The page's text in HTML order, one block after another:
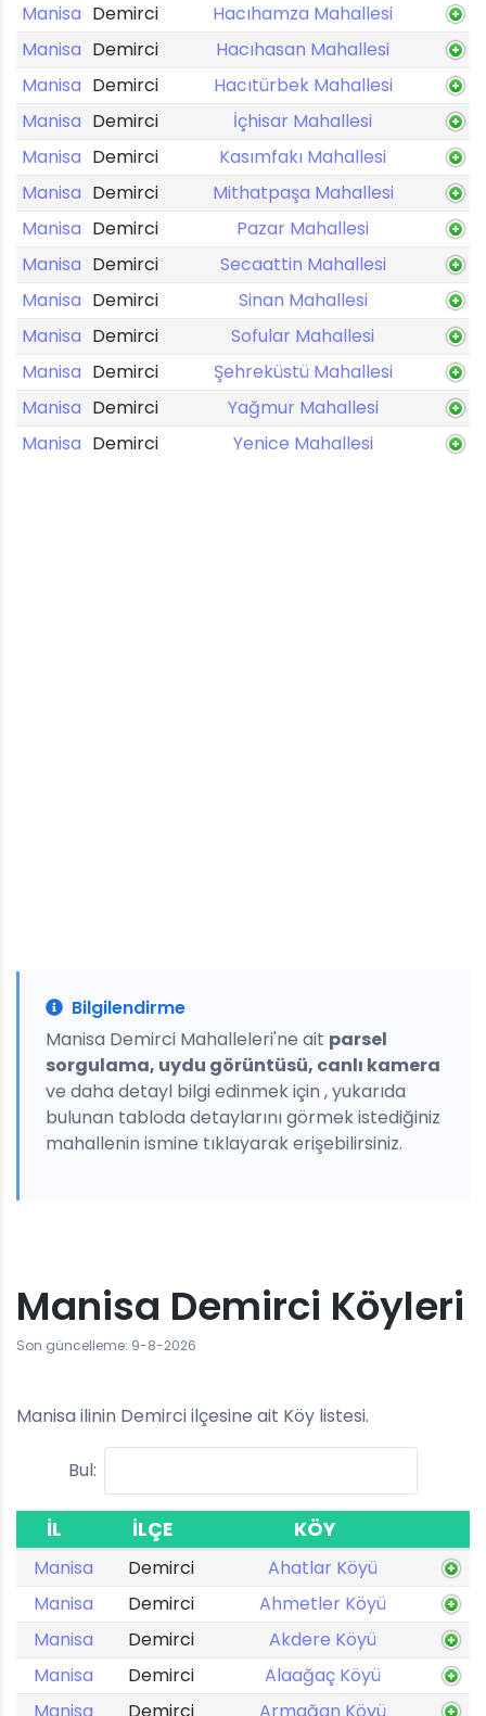
Manisa Demirci
Hacıhamza Mahallesi
Manisa Demirci
Hacıhasan Mahallesi
Manisa Demirci
Hacıtürbek Mahallesi
Manisa Demirci
İçhisar Mahallesi
Manisa Demirci
Kasımfakı Mahallesi
Manisa Demirci
Mithatpaşa Mahallesi
Manisa Demirci
Pazar Mahallesi
Manisa Demirci
Secaattin Mahallesi
Manisa Demirci
Sinan Mahallesi
Manisa Demirci
Sofular Mahallesi
Manisa Demirci
Şehreküstü Mahallesi
Manisa Demirci
Yağmur Mahallesi
Manisa Demirci Yenice Mahallesi
Bilgilendirme
Manisa Demirci Mahalleleri'ne ait parsel
sorgulama, uydu görüntüsü, canlı kamera
ve daha detayl bilgi edinmek için , yukarıda
bulunan tabloda detaylarını görmek istediğiniz
mahallenin ismine tıklayarak erişebilirsiniz.
Manisa Demirci Köyleri
Son güncelleme: 9-8-2026
Manisa ilinin Demirci ilçesine ait Köy listesi.
Bul:
İL İLÇE KÖY
Manisa Demirci
Ahatlar Köyü
Manisa
Demirci
Ahmetler Köyü
Manisa
Demirci
Akdere Köyü
Manisa
Demirci
Alaağaç Köyü